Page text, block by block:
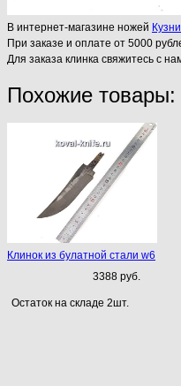
В интернет-магазине ножей
При заказе и оплате от 5000
Для заказа клинка свяжитесь с
Похожие товары:
Клинок из булатной стали w6
3388 руб.
Остаток на складе 2шт.